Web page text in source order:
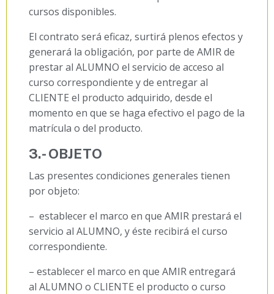
cursos disponibles.
El contrato será eficaz, surtirá plenos efectos y
generará la obligación, por parte de AMIR de
prestar al ALUMNO el servicio de acceso al
curso correspondiente y de entregar al
CLIENTE el producto adquirido, desde el
momento en que se haga efectivo el pago de la
matrícula o del producto.
3.- OBJETO
Las presentes condiciones generales tienen
por objeto:
– establecer el marco en que AMIR prestará el
servicio al ALUMNO, y éste recibirá el curso
correspondiente.
– establecer el marco en que AMIR entregará
al ALUMNO o CLIENTE el producto o curso